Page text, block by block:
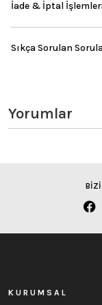
İade & İptal İşlemleri
Sıkça Sorulan
Yorumlar
BİZİ
KURUMSAL